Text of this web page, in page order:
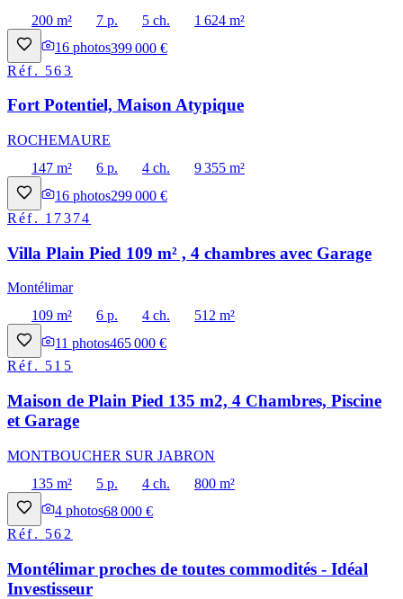
200 m²
7 p. 5 ch.
1 624 m²
16 photos399 000 €
Réf. 563
Fort Potentiel, Maison Atypique
ROCHEMAURE
147 m²
6 p. 4 ch.
9 355 m²
16 photos299 000 €
Réf. 17374
Villa Plain Pied 109 m² , 4 chambres avec Garage
Montélimar
109 m²
6 p. 4 ch.
512 m²
11 photos465 000 €
Réf. 515
Maison de Plain Pied 135 m2, 4 Chambres, Piscine
et Garage
MONTBOUCHER SUR JABRON
135 m²
5 p. 4 ch.
800 m²
4 photos68 000 €
Réf. 562
Montélimar proches de toutes commodités - Idéal
Investisseur